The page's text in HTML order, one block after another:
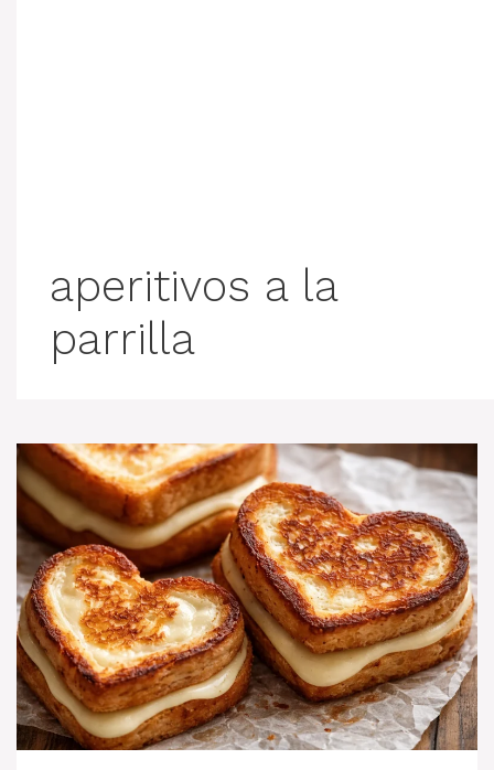
aperitivos a la
parrilla